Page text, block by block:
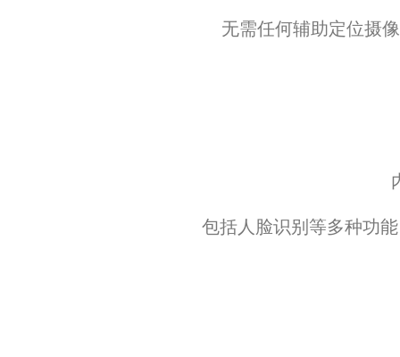
维海德深圳总部
无需任何辅助定位摄
包括人脸识别等多种功